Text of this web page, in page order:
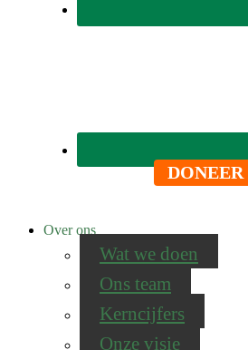
DONEER
Over ons
Wat we doen
Ons team
Kerncijfers
Onze visie